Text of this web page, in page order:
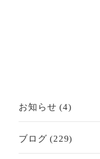
お知らせ (4)
ブログ (229)